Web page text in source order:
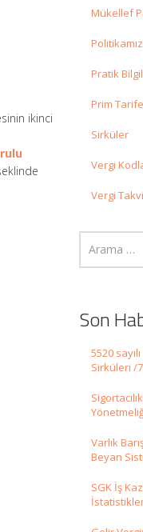
ikinci
Mükellef
Politikamız
Pratik
Prim
Sirküler
Vergi
Vergi
Son
5520
Sirküleri /
Varlık
Beyan
SGK İş